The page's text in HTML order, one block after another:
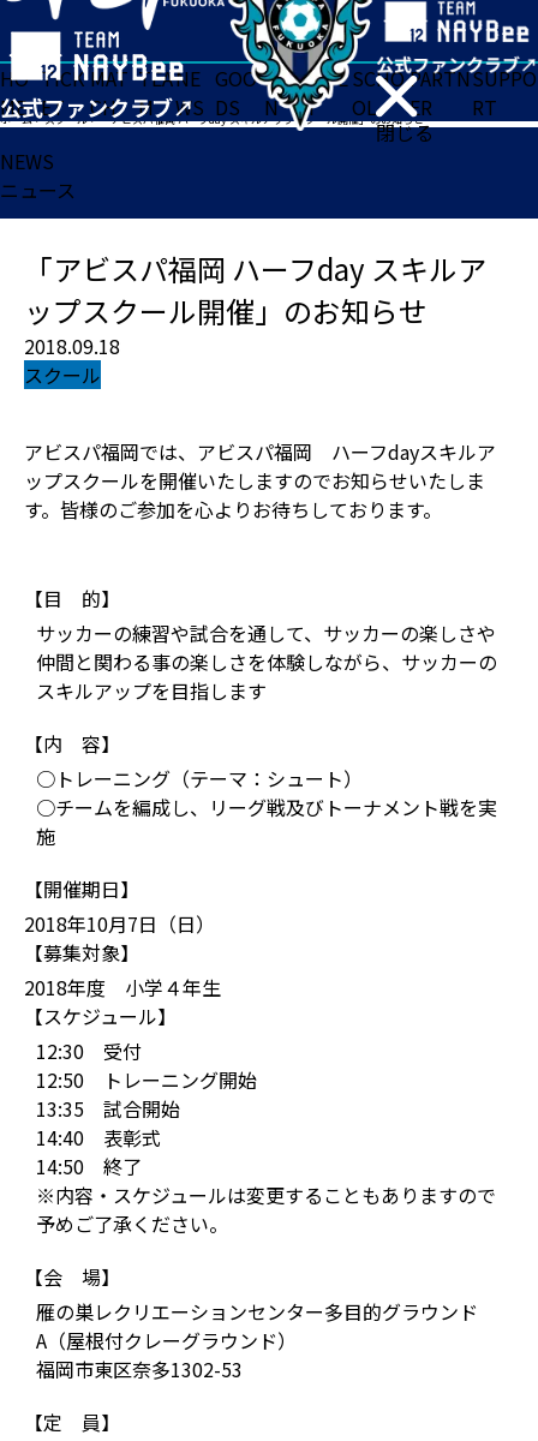
閉じる
HO
ME
TICK
ET
MAT
CH
TEA
M
NE
WS
GOO
DS
FA
N
ACADE
MY
SCHO
OL
PARTN
ER
SUPPO
RT
ホーム>スクール>「アビスパ福岡 ハーフday スキルアップスクール開催」のお知らせ
NEWS
ニュース
「アビスパ福岡 ハーフday スキルア
ップスクール開催」のお知らせ
2018.09.18
スクール
アビスパ福岡では、アビスパ福岡 ハーフdayスキルア
ップスクールを開催いたしますのでお知らせいたしま
す。皆様のご参加を心よりお待ちしております。
【目 的】
サッカーの練習や試合を通して、サッカーの楽しさや
仲間と関わる事の楽しさを体験しながら、サッカーの
スキルアップを目指します
【内 容】
○トレーニング（テーマ：シュート）
○チームを編成し、リーグ戦及びトーナメント戦を実
施
【開催期日】
2018年10月7日（日）
【募集対象】
2018年度 小学４年生
【スケジュール】
12:30 受付
12:50 トレーニング開始
13:35 試合開始
14:40 表彰式
14:50 終了
※内容・スケジュールは変更することもありますので
予めご了承ください。
【会 場】
雁の巣レクリエーションセンター多目的グラウンド
A（屋根付クレーグラウンド）
福岡市東区奈多1302-53
【定 員】